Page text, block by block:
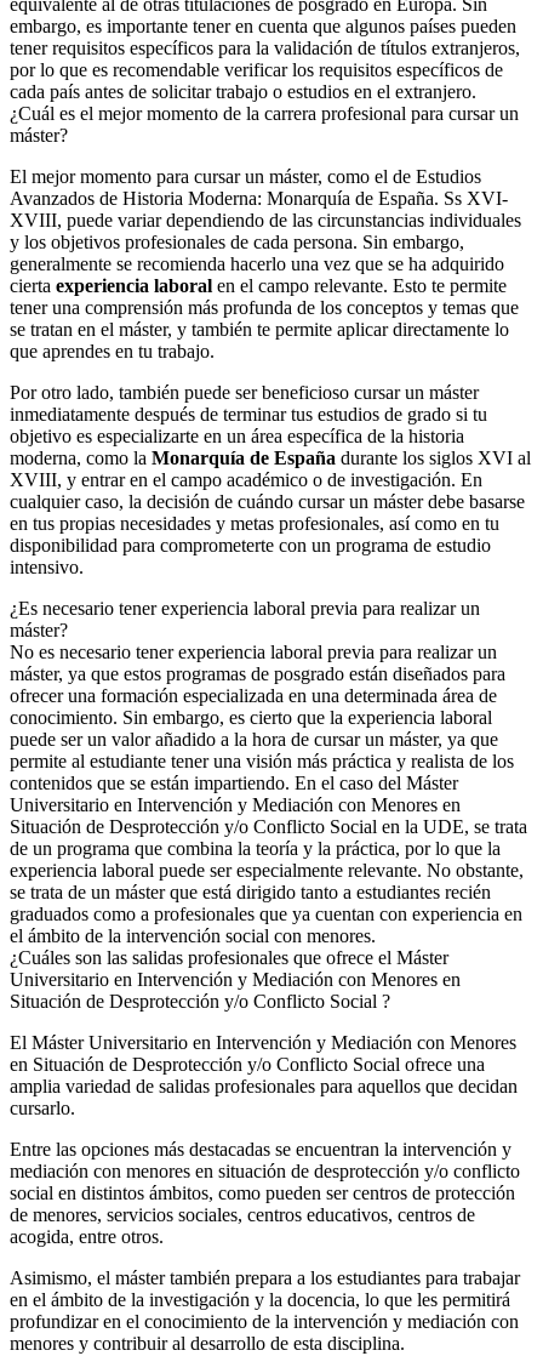
equivalente al de otras titulaciones de posgrado en Europa. Sin
embargo, es importante tener en cuenta que algunos países pueden
tener requisitos específicos para la validación de títulos extranjeros,
por lo que es recomendable verificar los requisitos específicos de
cada país antes de solicitar trabajo o estudios en el extranjero.
¿Cuál es el mejor momento de la carrera profesional para cursar un
máster?
El mejor momento para cursar un máster, como el de Estudios
Avanzados de Historia Moderna: Monarquía de España. Ss XVI-
XVIII, puede variar dependiendo de las circunstancias individuales
y los objetivos profesionales de cada persona. Sin embargo,
generalmente se recomienda hacerlo una vez que se ha adquirido
cierta experiencia laboral en el campo relevante. Esto te permite
tener una comprensión más profunda de los conceptos y temas que
se tratan en el máster, y también te permite aplicar directamente lo
que aprendes en tu trabajo.
Por otro lado, también puede ser beneficioso cursar un máster
inmediatamente después de terminar tus estudios de grado si tu
objetivo es especializarte en un área específica de la historia
moderna, como la Monarquía de España durante los siglos XVI al
XVIII, y entrar en el campo académico o de investigación. En
cualquier caso, la decisión de cuándo cursar un máster debe basarse
en tus propias necesidades y metas profesionales, así como en tu
disponibilidad para comprometerte con un programa de estudio
intensivo.
¿Es necesario tener experiencia laboral previa para realizar un
máster?
No es necesario tener experiencia laboral previa para realizar un
máster, ya que estos programas de posgrado están diseñados para
ofrecer una formación especializada en una determinada área de
conocimiento. Sin embargo, es cierto que la experiencia laboral
puede ser un valor añadido a la hora de cursar un máster, ya que
permite al estudiante tener una visión más práctica y realista de los
contenidos que se están impartiendo. En el caso del Máster
Universitario en Intervención y Mediación con Menores en
Situación de Desprotección y/o Conflicto Social en la UDE, se trata
de un programa que combina la teoría y la práctica, por lo que la
experiencia laboral puede ser especialmente relevante. No obstante,
se trata de un máster que está dirigido tanto a estudiantes recién
graduados como a profesionales que ya cuentan con experiencia en
el ámbito de la intervención social con menores.
¿Cuáles son las salidas profesionales que ofrece el Máster
Universitario en Intervención y Mediación con Menores en
Situación de Desprotección y/o Conflicto Social ?
El Máster Universitario en Intervención y Mediación con Menores
en Situación de Desprotección y/o Conflicto Social ofrece una
amplia variedad de salidas profesionales para aquellos que decidan
cursarlo.
Entre las opciones más destacadas se encuentran la intervención y
mediación con menores en situación de desprotección y/o conflicto
social en distintos ámbitos, como pueden ser centros de protección
de menores, servicios sociales, centros educativos, centros de
acogida, entre otros.
Asimismo, el máster también prepara a los estudiantes para trabajar
en el ámbito de la investigación y la docencia, lo que les permitirá
profundizar en el conocimiento de la intervención y mediación con
menores y contribuir al desarrollo de esta disciplina.